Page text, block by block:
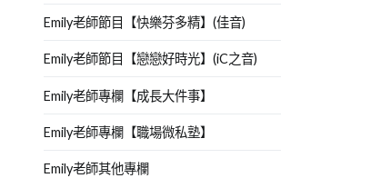
Emily老師節目【快樂芬多精】(佳音)
Emily老師節目【戀戀好時光】(iC之音)
Emily老師專欄【成長大件事】
Emily老師專欄【職場微私塾】
Emily老師其他專欄